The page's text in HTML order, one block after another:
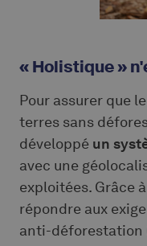
« Holistique »
Pour assurer que
terres sans
développé un
avec une
exploitées. Grâce
répondre aux
anti-déforestation